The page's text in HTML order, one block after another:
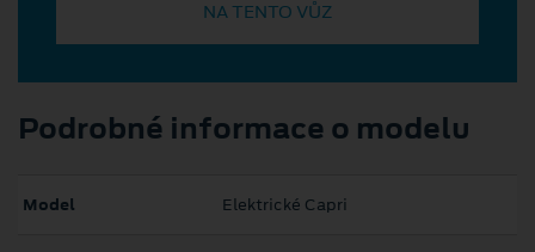
NA TENTO VŮZ
Podrobné informace o modelu
Model Elektrické Capri